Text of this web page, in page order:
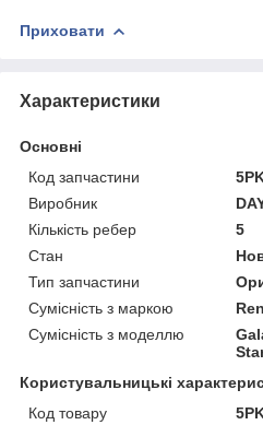
Приховати
Характеристики
Основні
Код запчастини
Виробник
Кількість ребер
5
Стан
Тип запчастини
Сумісність з маркою
Сумісність з моделлю
Користувальницькі
Код товару